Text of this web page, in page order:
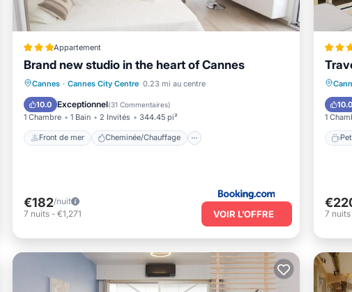
Appartement
Brand new studio in the heart of Cannes
Cannes · Cannes City Centre 0.23 mi au centre
10.0 Exceptionnel(31 Commentaires)
1 Chambre 1 Bain 2 Invités 344.45 pi²
Front de mer Cheminée/Chauffage
Front de mer
Cheminée/Chauffage
Vue sur l’océan
Vue
€182/nuit
7 nuits - €1,271 VOIR L’OFFRE
10.0
1
7 nuits